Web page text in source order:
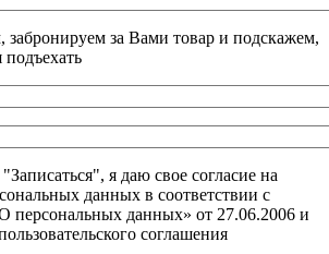
за Вами товар и подскажем,
подъехать
я даю свое согласие на
данных в соответствии с
данных» от 27.06.2006 и
соглашения